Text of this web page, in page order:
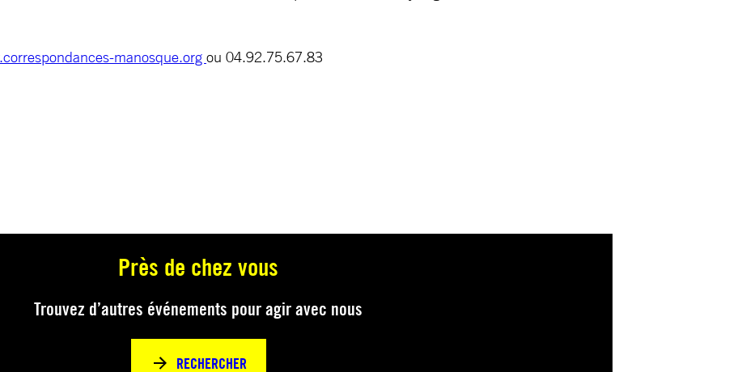
manosque.org ou 04.92.75.67.83
Près de chez vous
Trouvez d’autres événements pour agir avec nous
RECHERCHER